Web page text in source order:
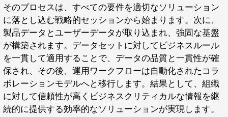
そのプロセスは、すべての要件を適切なソリューション
に落とし込む戦略的セッションから始まります。次に、
製品データとユーザーデータが取り込まれ、強固な基盤
が構築されます。データセットに対してビジネスルール
を一貫して適用することで、データの品質と一貫性が確
保され、その後、運用ワークフローは自動化されたコラ
ボレーションモデルへと移行します。結果として、組織
に対して信頼性が高くビジネスクリティカルな情報を継
続的に提供する効率的なソリューションが実現します。